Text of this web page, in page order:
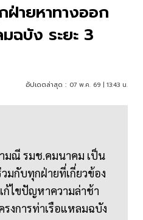
ายหาทางออก
มฉบัง ระยะ 3
อัปเดตล่าสุด : 07 พ.ค. 69 | 13:43 น.
ณี รมช.คมนาคม เป็น
มกับทุกฝ่ายที่เกี่ยวข้อง
ไขปัญหาความล่าช้า
รงการท่าเรือแหลมฉบัง